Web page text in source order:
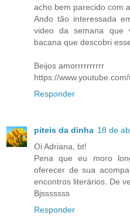
acho bem parecido com
Ando tão interessada
video da semana que
bacana que descobri
Beijos amorrrrrrrrrr
https://
Responder
piteis da dinha 18 de
Oi Adriana, bt!
Pena que eu moro
oferecer de sua
encontros literários. De
Bjsssssss
Responder